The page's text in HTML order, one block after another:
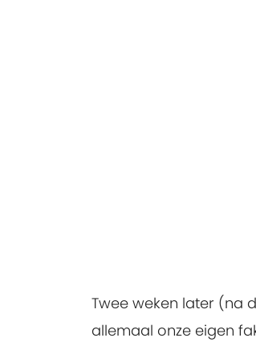
Twee weken later (na
allemaal onze eigen